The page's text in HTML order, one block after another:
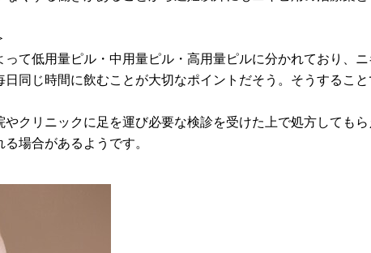
て低用量ピル・中用量ピル・高用量ピルに分かれており、
同じ時間に飲むことが大切なポイントだそう。そうするこ
クリニックに足を運び必要な検診を受けた上で処方しても
場合があるようです。